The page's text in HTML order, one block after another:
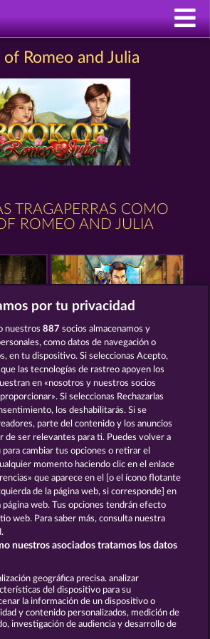
of Romeo and Julia
TRAGAPERRAS COMO
ROMEO AND JULIA
BOOKS AND BULLS
y condiciones
privacidad
de desistimiento
por tu privacidad
nuestros887 socios almacenamos y
como datos de navegación o
en tu dispositivo. Si seleccionas Acepto,
las tecnologías de rastreo apoyen los
en «nosotros y nuestros socios
Si seleccionas Rechazarlas
los deshabilitarás. Si se
parte del contenido y los anuncios
de ser relevantes para ti. Puedes volver a
cambiar tus opciones o retirar el
momento haciendo clic en el enlace
que aparece en el [o el ícono flotante
de la página web, si corresponde] en
página web. Tus opciones tendrán efecto
web. Para saber más, consulta nuestra
nuestros asociados tratamos los datos
geográfica precisa. analizar
del dispositivo para su
la información de un dispositivo o
y contenido personalizados, medición de
investigación de audiencia y desarrollo de